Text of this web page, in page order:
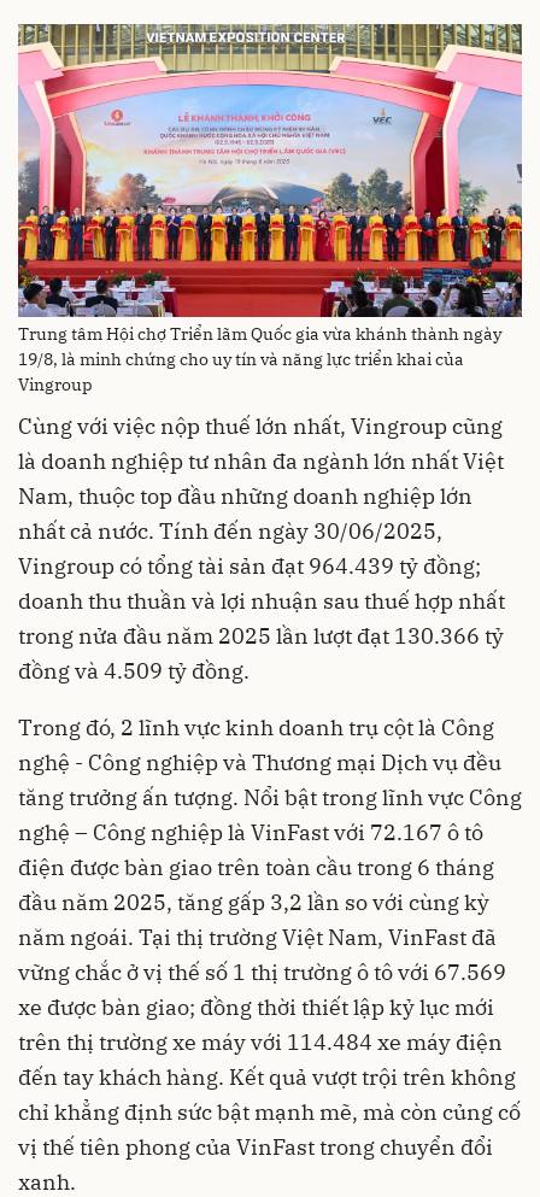
Trung tâm Hội chợ Triển lãm Quốc gia vừa khánh thành ngày
19/8, là minh chứng cho uy tín và năng lực triển khai của
Vingroup
Cùng với việc nộp thuế lớn nhất, Vingroup cũng
là doanh nghiệp tư nhân đa ngành lớn nhất Việt
Nam, thuộc top đầu những doanh nghiệp lớn
nhất cả nước. Tính đến ngày 30/06/2025,
Vingroup có tổng tài sản đạt 964.439 tỷ đồng;
doanh thu thuần và lợi nhuận sau thuế hợp nhất
trong nửa đầu năm 2025 lần lượt đạt 130.366 tỷ
đồng và 4.509 tỷ đồng.
Trong đó, 2 lĩnh vực kinh doanh trụ cột là Công
nghệ - Công nghiệp và Thương mại Dịch vụ đều
tăng trưởng ấn tượng. Nổi bật trong lĩnh vực Công
nghệ – Công nghiệp là VinFast với 72.167 ô tô
điện được bàn giao trên toàn cầu trong 6 tháng
đầu năm 2025, tăng gấp 3,2 lần so với cùng kỳ
năm ngoái. Tại thị trường Việt Nam, VinFast đã
vững chắc ở vị thế số 1 thị trường ô tô với 67.569
xe được bàn giao; đồng thời thiết lập kỷ lục mới
trên thị trường xe máy với 114.484 xe máy điện
đến tay khách hàng. Kết quả vượt trội trên không
chỉ khẳng định sức bật mạnh mẽ, mà còn củng cố
vị thế tiên phong của VinFast trong chuyển đổi
xanh.